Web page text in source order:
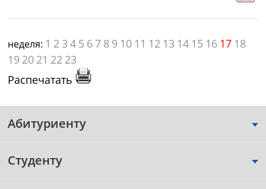
неделя: 1 2 3 4 5 6 7 8 9 10 11 12 13 14 15 16 17 18
19 20 21 22 23
Распечатать
Абитуриенту
Студенту